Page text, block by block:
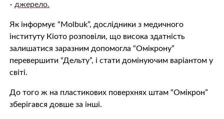
- джерело.
Як інформує “Molbuk”, дослідники з медичного
інституту Кіото розповіли, що висока здатність
залишатися заразним допомогла “Омікрону”
перевершити “Дельту”, і стати домінуючим варіантом у
світі.
До того ж на пластикових поверхнях штам “Омікрон”
зберігався довше за інші.